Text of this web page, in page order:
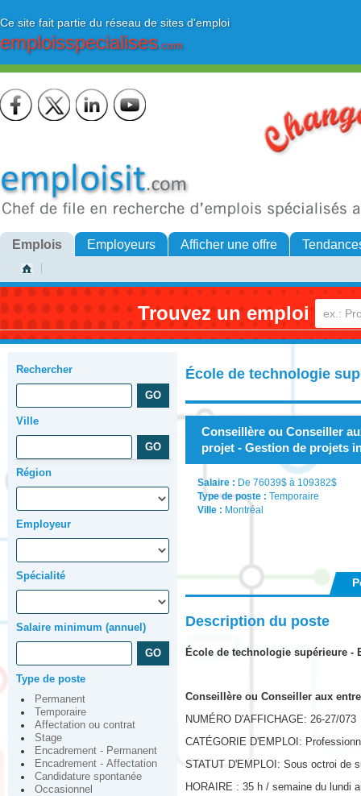
Ce site fait partie du réseau de sites d'emploi
emploisspecialises.com
Emplois Employeurs Afficher une offre
Trouvez un emploi
Rechercher
Ville
Région
Employeur
Spécialité
Salaire minimum (annuel)
Type de poste
Permanent
Temporaire
Affectation ou contrat
Stage
Encadrement - Permanent
Encadrement - Affectation
Candidature spontanée
Occasionnel
École de technologie
Conseillère ou Conseiller
projet - Gestion de projets
Salaire : De 76039$ à 109382$
Type de poste : Temporaire
Ville : Montréal
Description du poste
École de technologie supérieure -
Conseillère ou Conseiller aux
NUMÉRO D'AFFICHAGE: 26-27/073
CATÉGORIE D'EMPLOI:
STATUT D'EMPLOI: Sous octroi de
HORAIRE : 35 h / semaine du lundi